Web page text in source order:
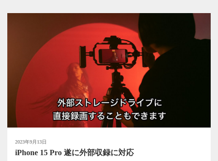
2023年9月13日
iPhone 15 Pro 遂に外部収録に対応